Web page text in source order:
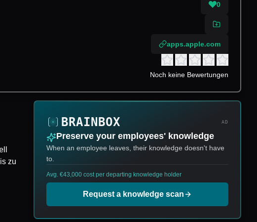
0
apps.apple.com
Noch keine Bewertungen
zu
AD
Preserve your employees' knowledge
When an employee leaves, their knowledge doesn't have
to.
Avg. €43,000 cost per departing knowledge holder
Request a knowledge scan